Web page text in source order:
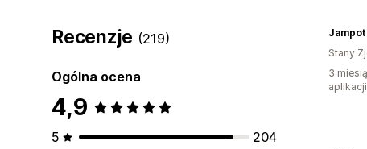
Recenzje (219)
Ogólna ocena
4,9
5
204
Jampot
Stany
3
aplikacji